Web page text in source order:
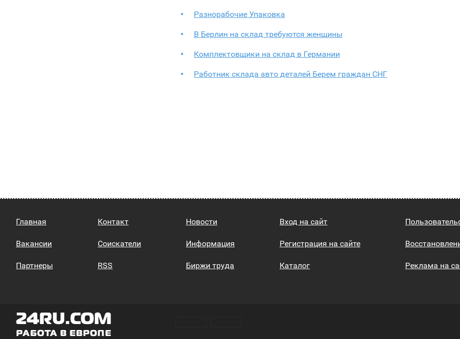
Разнорабочие Упаковка
В Берлин на склад требуются женщины
Комплектовщики на склад в Германии
Работник склада авто деталей Берем граждан СНГ
Главная
Вакансии
Партнеры
Контакт
Соискатели
RSS
Новости
Информация
Биржи труда
Вход на сайт
Регистрация на сайте
Каталог Реклама на